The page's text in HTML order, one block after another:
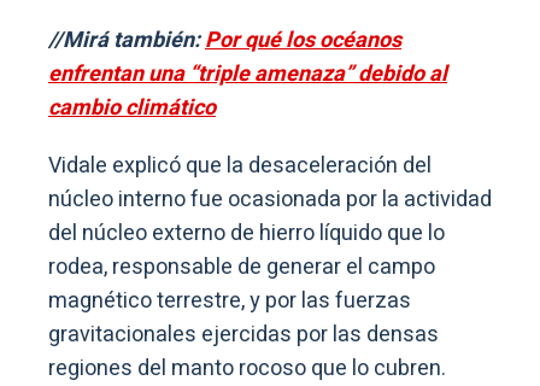
//Mirá también:Por qué los océanos
enfrentan una “triple amenaza” debido al
cambio climático
Vidale explicó que la desaceleración del
núcleo interno fue ocasionada por la actividad
del núcleo externo de hierro líquido que lo
rodea, responsable de generar el campo
magnético terrestre, y por las fuerzas
gravitacionales ejercidas por las densas
regiones del manto rocoso que lo cubren.